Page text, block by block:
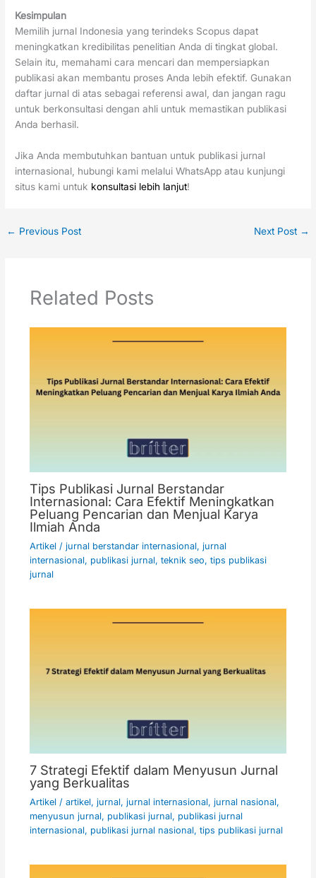
Kesimpulan
Memilih jurnal Indonesia yang terindeks Scopus dapat
meningkatkan kredibilitas penelitian Anda di tingkat global.
Selain itu, memahami cara mencari dan mempersiapkan
publikasi akan membantu proses Anda lebih efektif. Gunakan
daftar jurnal di atas sebagai referensi awal, dan jangan ragu
untuk berkonsultasi dengan ahli untuk memastikan publikasi
Anda berhasil.
Jika Anda membutuhkan bantuan untuk publikasi jurnal
internasional, hubungi kami melalui WhatsApp atau kunjungi
situs kami untuk konsultasi lebih lanjut!
← Previous Post Next Post →
Related Posts
Tips Publikasi Jurnal Berstandar
Internasional: Cara Efektif Meningkatkan
Peluang Pencarian dan Menjual Karya
Ilmiah Anda
Artikel / jurnal berstandar internasional, jurnal
internasional, publikasi jurnal, teknik seo, tips publikasi
jurnal
7 Strategi Efektif dalam Menyusun Jurnal
yang Berkualitas
Artikel / artikel, jurnal, jurnal internasional, jurnal nasional,
menyusun jurnal, publikasi jurnal, publikasi jurnal
internasional, publikasi jurnal nasional, tips publikasi jurnal